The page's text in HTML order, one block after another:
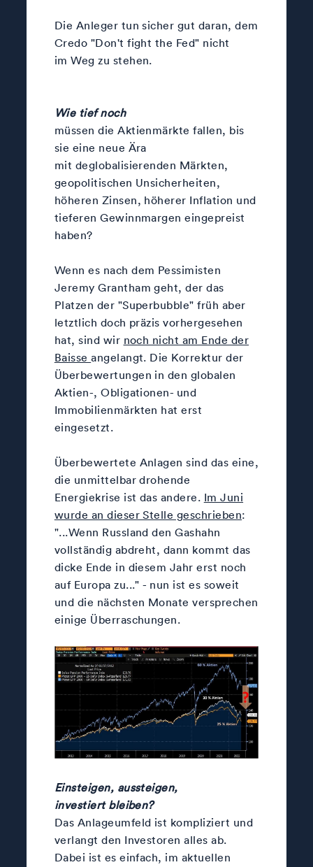
Die Anleger tun sicher gut daran, dem
Credo "Don't fight the Fed" nicht
im Weg zu stehen.
Wie tief noch
müssen die Aktienmärkte fallen, bis
sie eine neue Ära
mit deglobalisierenden Märkten,
geopolitischen Unsicherheiten,
höheren Zinsen, höherer Inflation und
tieferen Gewinnmargen eingepreist
haben?
Wenn es nach dem Pessimisten
Jeremy Grantham geht, der das
Platzen der "Superbubble" früh aber
letztlich doch präzis vorhergesehen
hat, sind wir noch nicht am Ende der
Baisseangelangt. Die Korrektur der
Überbewertungen in den globalen
Aktien-, Obligationen- und
Immobilienmärkten hat erst
eingesetzt.
Überbewertete Anlagen sind das eine,
die unmittelbar drohende
Energiekrise ist das andere. Im Juni
wurde an dieser Stelle geschrieben:
"...Wenn Russland den Gashahn
vollständig abdreht, dann kommt das
dicke Ende in diesem Jahr erst noch
auf Europa zu..." - nun ist es soweit
und die nächsten Monate versprechen
einige Überraschungen.
Einsteigen, aussteigen,
investiert bleiben?
Das Anlageumfeld ist kompliziert und
verlangt den Investoren alles ab.
Dabei ist es einfach, im aktuellen